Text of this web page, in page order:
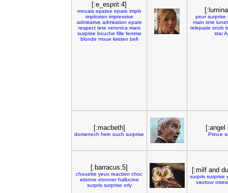
[:e_esprit:4]
mouais epatee epate implo
implosion impressive
admirative admiration epate
respect tete veronica mars
surprise bouche fille femme
blonde moue kirsten bell
peur surprise
main tete
telepatie snob
star
[:macbeth]
domenech hein ouch surprise
[:angel
Prince
[:barracus:5]
chouette yeux reaction choc
etonne etonner hallucine
surpris surprise orly
[:milf and
surpris surprise
vautour